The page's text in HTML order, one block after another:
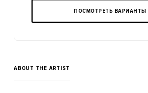
ПОСМОТРЕТЬ ВАРИАНТЫ
ABOUT THE ARTIST